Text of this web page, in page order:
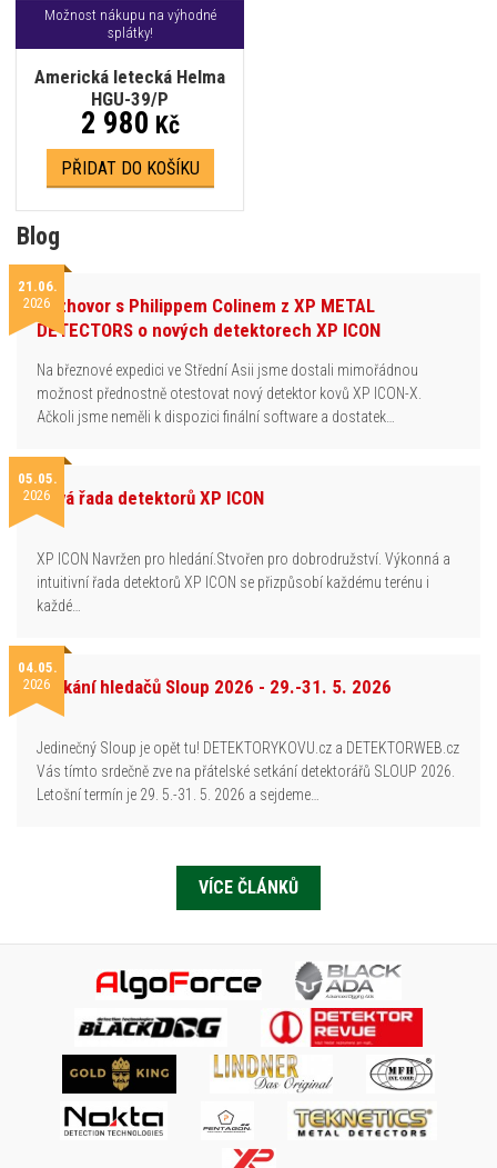
Možnost nákupu na výhodné
splátky!
Americká letecká Helma
HGU-39/P
2 980 Kč
PŘIDAT DO KOŠÍKU
Blog
21.06.
2026Rozhovor s Philippem Colinem z XP METAL
DETECTORS o nových detektorech XP ICON
Na březnové expedici ve Střední Asii jsme dostali mimořádnou
možnost přednostně otestovat nový detektor kovů XP ICON-X.
Ačkoli jsme neměli k dispozici finální software a dostatek…
05.05.
2026Nová řada detektorů XP ICON
XP ICON Navržen pro hledání.Stvořen pro dobrodružství. Výkonná a
intuitivní řada detektorů XP ICON se přizpůsobí každému terénu i
každé…
04.05.
2026Setkání hledačů Sloup 2026 - 29.-31. 5. 2026
Jedinečný Sloup je opět tu! DETEKTORYKOVU.cz a DETEKTORWEB.cz
Vás tímto srdečně zve na přátelské setkání detektorářů SLOUP 2026.
Letošní termín je 29. 5.-31. 5. 2026 a sejdeme…
VÍCE ČLÁNKŮ